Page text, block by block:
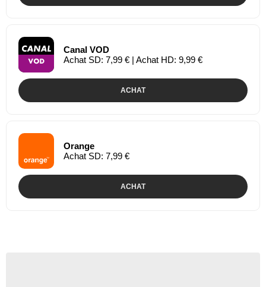
Canal VOD
Achat SD: 7,99 € | Achat HD: 9,99 €
ACHAT
Orange
Achat SD: 7,99 €
ACHAT